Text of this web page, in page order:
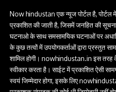
Now hindustan एक न्यूज पोर्टल है, पोर्टल
प्रकाशित की जाती है, जिसमें जनहित की
घटनाओ के साथ समसामयिक घटनाओं पर
के कुछ तत्वों में उपयोगकर्ताओं द्वारा प्रस्तुत
शामिल होगी। nowhindustan.in इस तरह के
स्वीकार करता है। साईट में प्रकाशित ऐसी
स्वयं जिम्मेदार होगा, इसके लिए